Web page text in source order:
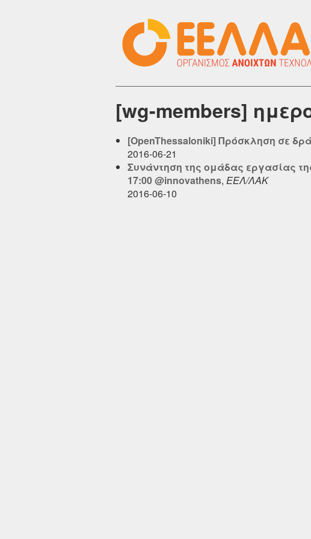
[wg-members]
[OpenThessaloniki] Πρόσκληση σε
2016-06-21
Συνάντηση της ομάδας εργασίας
17:00 @innovathens, ΕΕΛ/ΛΑΚ
2016-06-10